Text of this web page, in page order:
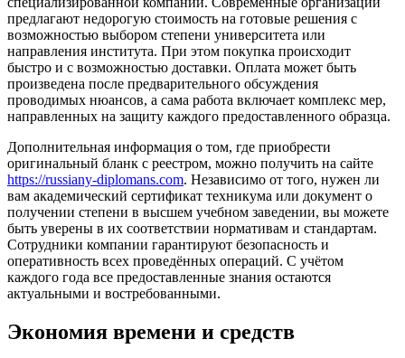
предлагают недорогую стоимость на готовые решения с
возможностью выбором степени университета или
направления института. При этом покупка происходит
быстро и с возможностью доставки. Оплата может быть
произведена после предварительного обсуждения
проводимых нюансов, а сама работа включает комплекс мер,
направленных на защиту каждого предоставленного образца.
Дополнительная информация о том, где приобрести
оригинальный бланк с реестром, можно получить на сайте
https://russiany-diplomans.com. Независимо от того, нужен ли
вам академический сертификат техникума или документ о
получении степени в высшем учебном заведении, вы можете
быть уверены в их соответствии нормативам и стандартам.
Сотрудники компании гарантируют безопасность и
оперативность всех проведённых операций. С учётом
каждого года все предоставленные знания остаются
актуальными и востребованными.
Экономия времени и средств